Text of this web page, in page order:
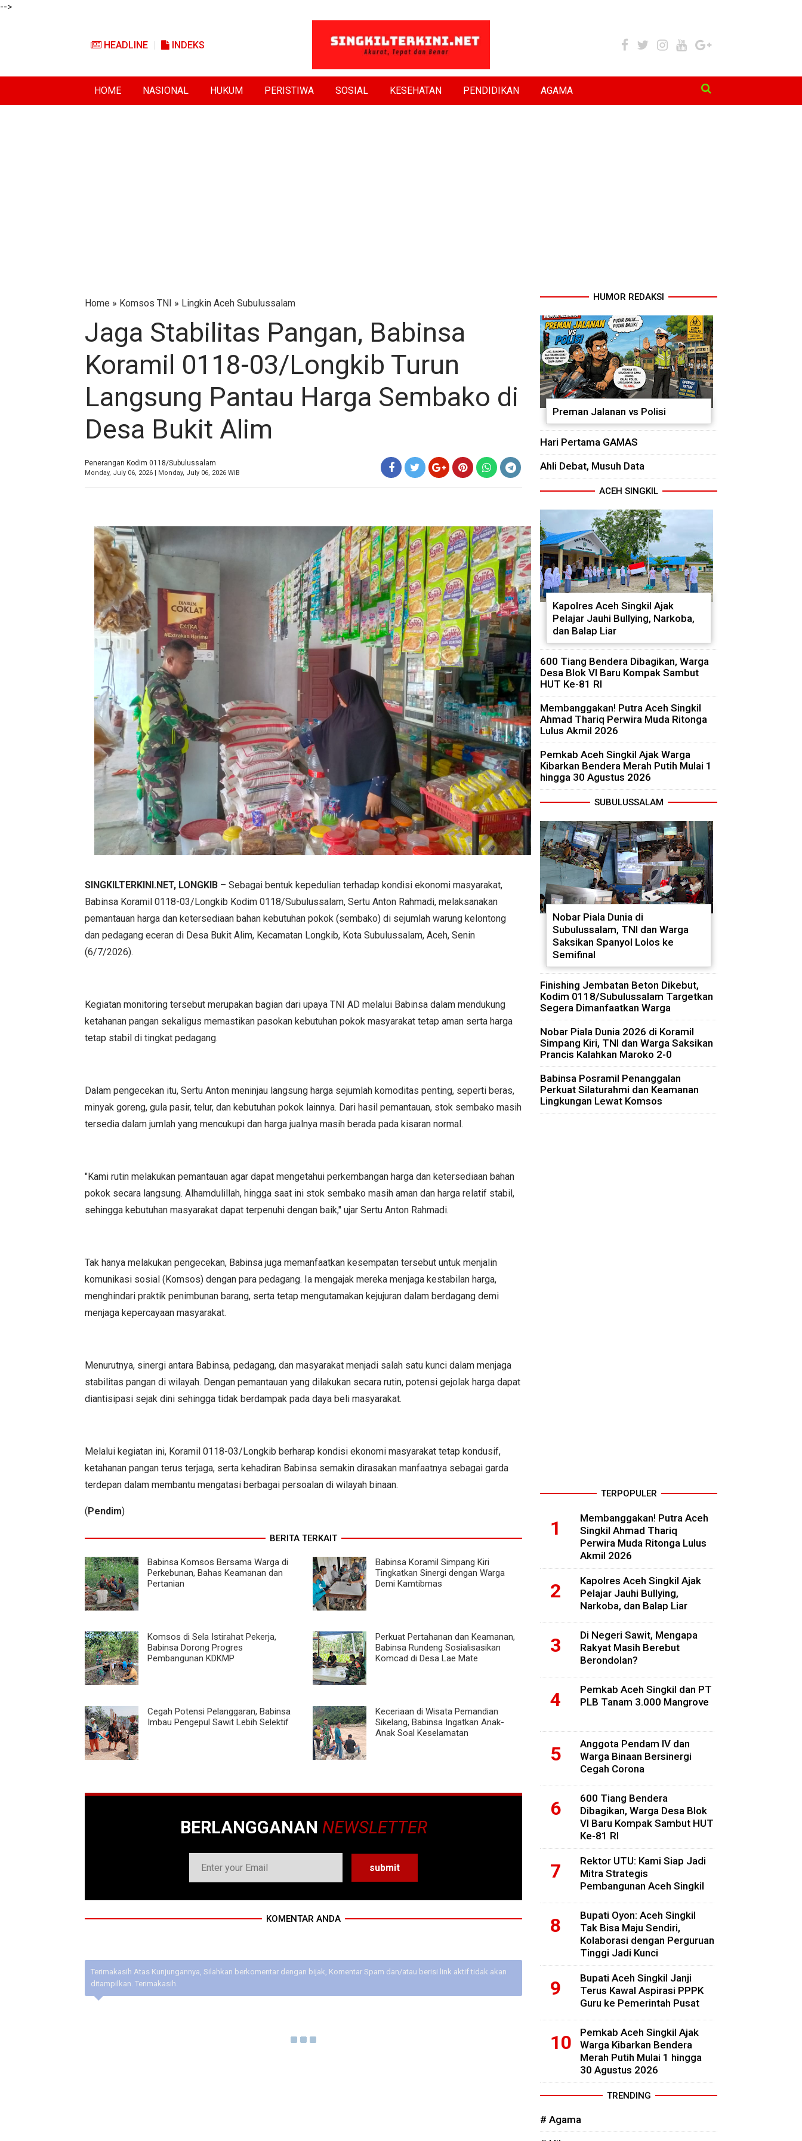
-->
HEADLINE INDEKS
HOME NASIONAL HUKUM PERISTIWA SOSIAL KESEHATAN PENDIDIKAN AGAMA
Home » Komsos TNI » Lingkin Aceh Subulussalam
Jaga Stabilitas Pangan, Babinsa
Koramil 0118-03/Longkib Turun
Langsung Pantau Harga Sembako di
Desa Bukit Alim
Penerangan Kodim 0118/Subulussalam
Monday, July 06, 2026 | Monday, July 06, 2026 WIB
SINGKILTERKINI.NET, LONGKIB – Sebagai bentuk kepedulian terhadap kondisi ekonomi masyarakat,
Babinsa Koramil 0118-03/Longkib Kodim 0118/Subulussalam, Sertu Anton Rahmadi, melaksanakan
pemantauan harga dan ketersediaan bahan kebutuhan pokok (sembako) di sejumlah warung kelontong
dan pedagang eceran di Desa Bukit Alim, Kecamatan Longkib, Kota Subulussalam, Aceh, Senin
(6/7/2026).
Kegiatan monitoring tersebut merupakan bagian dari upaya TNI AD melalui Babinsa dalam mendukung
ketahanan pangan sekaligus memastikan pasokan kebutuhan pokok masyarakat tetap aman serta harga
tetap stabil di tingkat pedagang.
Dalam pengecekan itu, Sertu Anton meninjau langsung harga sejumlah komoditas penting, seperti beras,
minyak goreng, gula pasir, telur, dan kebutuhan pokok lainnya. Dari hasil pemantauan, stok sembako masih
tersedia dalam jumlah yang mencukupi dan harga jualnya masih berada pada kisaran normal.
"Kami rutin melakukan pemantauan agar dapat mengetahui perkembangan harga dan ketersediaan bahan
pokok secara langsung. Alhamdulillah, hingga saat ini stok sembako masih aman dan harga relatif stabil,
sehingga kebutuhan masyarakat dapat terpenuhi dengan baik," ujar Sertu Anton Rahmadi.
Tak hanya melakukan pengecekan, Babinsa juga memanfaatkan kesempatan tersebut untuk menjalin
komunikasi sosial (Komsos) dengan para pedagang. Ia mengajak mereka menjaga kestabilan harga,
menghindari praktik penimbunan barang, serta tetap mengutamakan kejujuran dalam berdagang demi
menjaga kepercayaan masyarakat.
Menurutnya, sinergi antara Babinsa, pedagang, dan masyarakat menjadi salah satu kunci dalam menjaga
stabilitas pangan di wilayah. Dengan pemantauan yang dilakukan secara rutin, potensi gejolak harga dapat
diantisipasi sejak dini sehingga tidak berdampak pada daya beli masyarakat.
Melalui kegiatan ini, Koramil 0118-03/Longkib berharap kondisi ekonomi masyarakat tetap kondusif,
ketahanan pangan terus terjaga, serta kehadiran Babinsa semakin dirasakan manfaatnya sebagai garda
terdepan dalam membantu mengatasi berbagai persoalan di wilayah binaan.
(Pendim)
BERITA TERKAIT
Babinsa Komsos Bersama Warga di
Perkebunan, Bahas Keamanan dan
Pertanian
Babinsa Koramil Simpang Kiri
Tingkatkan Sinergi dengan Warga
Demi Kamtibmas
Komsos di Sela Istirahat Pekerja,
Babinsa Dorong Progres
Pembangunan KDKMP
Perkuat Pertahanan dan Keamanan,
Babinsa Rundeng Sosialisasikan
Komcad di Desa Lae Mate
Cegah Potensi Pelanggaran, Babinsa
Imbau Pengepul Sawit Lebih Selektif
Keceriaan di Wisata Pemandian
Sikelang, Babinsa Ingatkan Anak-
Anak Soal Keselamatan
BERLANGGANAN NEWSLETTER
KOMENTAR ANDA
Terimakasih Atas Kunjungannya, Silahkan berkomentar dengan bijak, Komentar Spam dan/atau berisi link aktif tidak akan
ditampilkan. Terimakasih.
HUMOR REDAKSI
Preman Jalanan vs Polisi
Hari Pertama GAMAS
Ahli Debat, Musuh Data
ACEH SINGKIL
Kapolres Aceh Singkil Ajak
Pelajar Jauhi Bullying, Narkoba,
dan Balap Liar
600 Tiang Bendera Dibagikan, Warga
Desa Blok VI Baru Kompak Sambut
HUT Ke-81 RI
Membanggakan! Putra Aceh Singkil
Ahmad Thariq Perwira Muda Ritonga
Lulus Akmil 2026
Pemkab Aceh Singkil Ajak Warga
Kibarkan Bendera Merah Putih Mulai 1
hingga 30 Agustus 2026
SUBULUSSALAM
Nobar Piala Dunia di
Subulussalam, TNI dan Warga
Saksikan Spanyol Lolos ke
Semifinal
Finishing Jembatan Beton Dikebut,
Kodim 0118/Subulussalam Targetkan
Segera Dimanfaatkan Warga
Nobar Piala Dunia 2026 di Koramil
Simpang Kiri, TNI dan Warga Saksikan
Prancis Kalahkan Maroko 2-0
Babinsa Posramil Penanggalan
Perkuat Silaturahmi dan Keamanan
Lingkungan Lewat Komsos
TERPOPULER
Membanggakan! Putra Aceh
Singkil Ahmad Thariq
Perwira Muda Ritonga Lulus
Akmil 2026
Kapolres Aceh Singkil Ajak
Pelajar Jauhi Bullying,
Narkoba, dan Balap Liar
Di Negeri Sawit, Mengapa
Rakyat Masih Berebut
Berondolan?
Pemkab Aceh Singkil dan PT
PLB Tanam 3.000 Mangrove
Anggota Pendam IV dan
Warga Binaan Bersinergi
Cegah Corona
600 Tiang Bendera
Dibagikan, Warga Desa Blok
VI Baru Kompak Sambut HUT
Ke-81 RI
Rektor UTU: Kami Siap Jadi
Mitra Strategis
Pembangunan Aceh Singkil
Bupati Oyon: Aceh Singkil
Tak Bisa Maju Sendiri,
Kolaborasi dengan Perguruan
Tinggi Jadi Kunci
Bupati Aceh Singkil Janji
Terus Kawal Aspirasi PPPK
Guru ke Pemerintah Pusat
Pemkab Aceh Singkil Ajak
Warga Kibarkan Bendera
Merah Putih Mulai 1 hingga
30 Agustus 2026
TRENDING
# Agama